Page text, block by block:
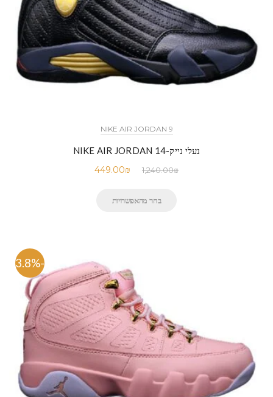
NIKE AIR JORDAN 9
נעלי נייק-NIKE AIR JORDAN 14
1,240.00₪
449.00₪
בחר מהאפשרויות
-63.8%